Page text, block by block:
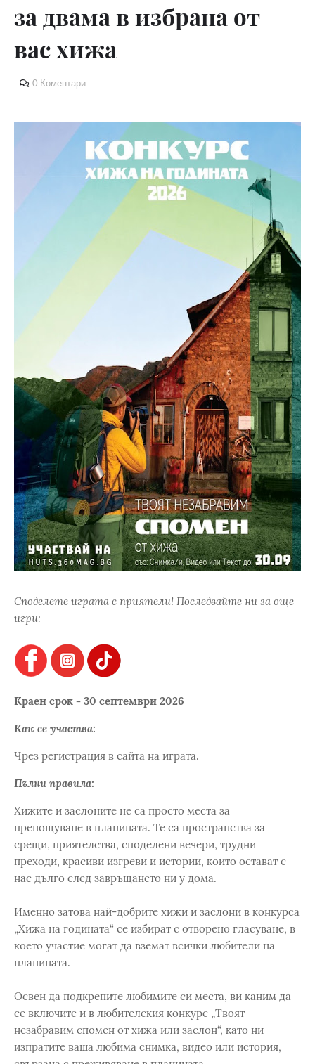
за двама в избрана от
вас хижа
0 Коментари
Споделете играта с приятели! Последвайте ни за още
игри:
Краен срок - 30 септември 2026
Как се участва:
Чрез регистрация в сайта на играта.
Пълни правила:
Хижите и заслоните не са просто места за
пренощуване в планината. Те са пространства за
срещи, приятелства, споделени вечери, трудни
преходи, красиви изгреви и истории, които остават с
нас дълго след завръщането ни у дома.
Именно затова най-добрите хижи и заслони в конкурса
„Хижа на годината“ се избират с отворено гласуване, в
което участие могат да вземат всички любители на
планината.
Освен да подкрепите любимите си места, ви каним да
се включите и в любителския конкурс „Твоят
незабравим спомен от хижа или заслон“, като ни
изпратите ваша любима снимка, видео или история,